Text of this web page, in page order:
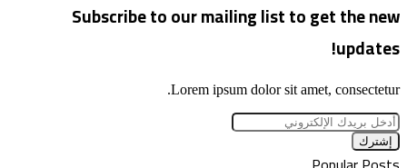
Subscribe to our mailing list to get the new
updates!
Lorem ipsum dolor sit amet, consectetur.
أدخل
بريدك
الإلكتروني